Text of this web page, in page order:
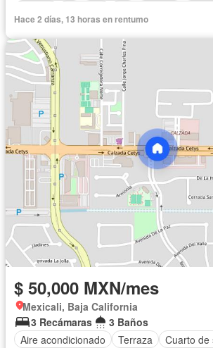
Hace 2 días, 13 horas en rentumo
$ 50,000 MXN/mes
Mexicali, Baja California
3 Recámaras
3 Baños
Aire acondicionado
Terraza
Cuarto de